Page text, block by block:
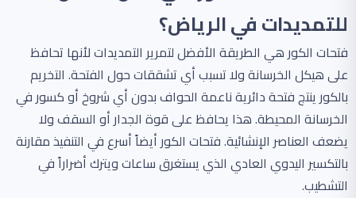
للتمديدات في الرياض؟
فتحات الكور هي الطريقة الأفضل لتمرير التمديدات لأنها تحافظ
على هيكل الخرسانة ولا تسبب أي تشققات حول الفتحة. التخريم
بالكور ينتج فتحة دائرية ناعمة الحواف بدون أي شروخ أو كسور في
الخرسانة المحيطة. هذا يحافظ على قوة الجدار أو السقف ولا
يضعف العناصر الإنشائية. فتحات الكور أيضاً أسرع في التنفيذ مقارنة
بالتكسير اليدوي العادي الذي يستغرق ساعات ويترك أضراراً في
التشطيب.